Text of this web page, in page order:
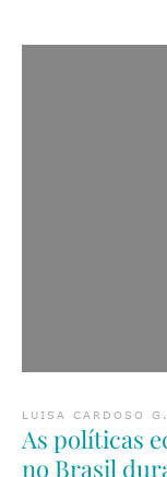
LUISA CARDOSO
As políticas
no Brasil